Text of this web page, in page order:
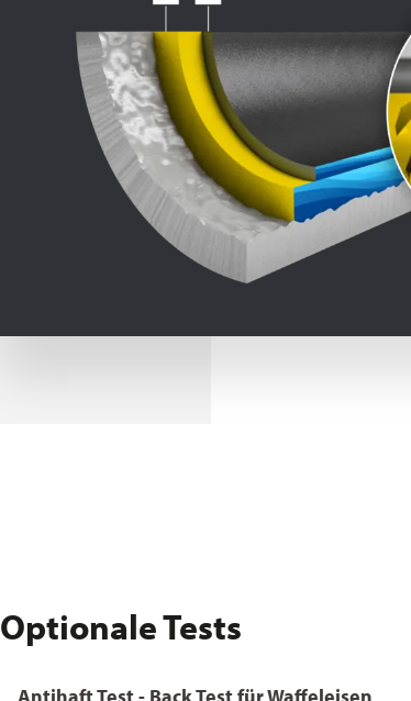
Optionale Tests
Antihaft Test - Back Test für Waffeleisen